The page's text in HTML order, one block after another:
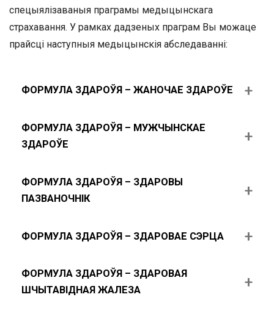
спецыялізаваныя праграмы медыцынскага
страхавання. У рамках дадзеных праграм Вы можаце
прайсці наступныя медыцынскія абследаванні:
ФОРМУЛА ЗДАРОЎЯ – ЖАНОЧАЕ ЗДАРОЎЕ
ФОРМУЛА ЗДАРОЎЯ – МУЖЧЫНСКАЕ
ЗДАРОЎЕ
ФОРМУЛА ЗДАРОЎЯ – ЗДАРОВЫ
ПАЗВАНОЧНІК
ФОРМУЛА ЗДАРОЎЯ – ЗДАРОВАЕ СЭРЦА
ФОРМУЛА ЗДАРОЎЯ – ЗДАРОВАЯ
ШЧЫТАВІДНАЯ ЖАЛЕЗА